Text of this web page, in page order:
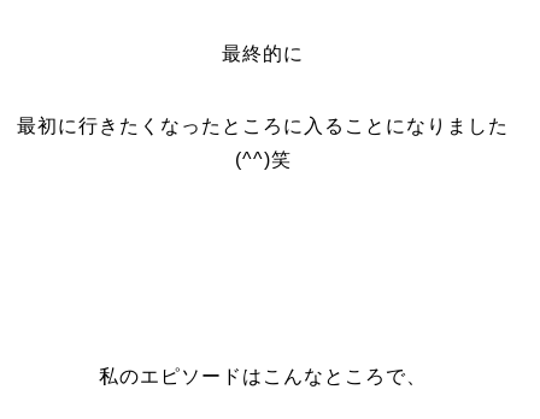
最終的に
最初に行きたくなったところに入ることになりました
(^^)笑
私のエピソードはこんなところで、